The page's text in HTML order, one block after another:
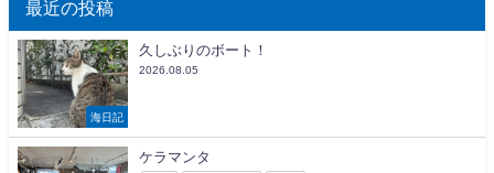
最近の投稿
海日記
久しぶりのボート！
2026.08.05
ケラマンタ